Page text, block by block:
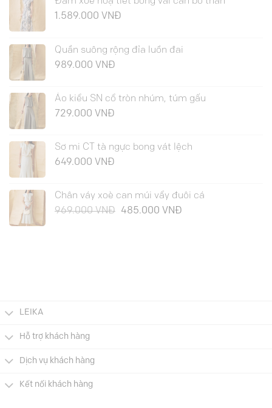
1.589.000 VNĐ
Quần suông rộng đỉa luồn đai
989.000 VNĐ
Áo kiểu SN cổ tròn nhúm, túm gấu
729.000 VNĐ
Sơ mi CT tà ngực bong vát lệch
649.000 VNĐ
Chân váy xoè can múi vẩy đuôi cá
969.000VNĐ
Giá
485.000 VNĐGiá
LEIKA
Hỗ trợ khách hàng
Dịch vụ khách hàng
Kết nối khách hàng